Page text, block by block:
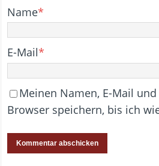
Name*
E-Mail*
Meinen Namen, E-Mail
Browser speichern, bis ich